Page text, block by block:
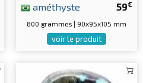
59€
améthyste
800 grammes | 90x95x105 mm
voir le produit